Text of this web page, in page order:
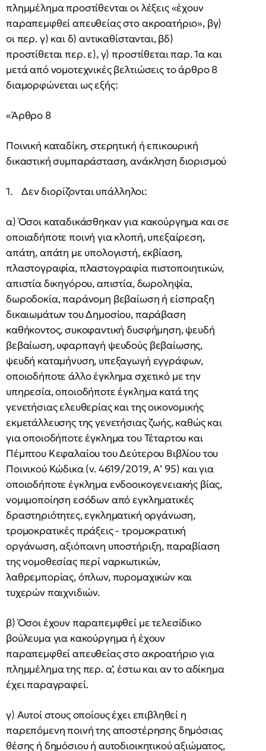
πλημμέλημα προστίθενται οι λέξεις «έχουν
παραπεμφθεί απευθείας στο ακροατήριο», βγ)
οι περ. γ) και δ) αντικαθίστανται, βδ)
προστίθεται περ. ε), γ) προστίθεται παρ. 1α και
μετά από νομοτεχνικές βελτιώσεις το άρθρο 8
διαμορφώνεται ως εξής:
«Άρθρο 8
Ποινική καταδίκη, στερητική ή επικουρική
δικαστική συμπαράσταση, ανάκληση διορισμού
1. Δεν διορίζονται υπάλληλοι:
α) Όσοι καταδικάσθηκαν για κακούργημα και σε
οποιαδήποτε ποινή για κλοπή, υπεξαίρεση,
απάτη, απάτη με υπολογιστή, εκβίαση,
πλαστογραφία, πλαστογραφία πιστοποιητικών,
απιστία δικηγόρου, απιστία, δωροληψία,
δωροδοκία, παράνομη βεβαίωση ή είσπραξη
δικαιωμάτων του Δημοσίου, παράβαση
καθήκοντος, συκοφαντική δυσφήμηση, ψευδή
βεβαίωση, υφαρπαγή ψευδούς βεβαίωσης,
ψευδή καταμήνυση, υπεξαγωγή εγγράφων,
οποιοδήποτε άλλο έγκλημα σχετικό με την
υπηρεσία, οποιοδήποτε έγκλημα κατά της
γενετήσιας ελευθερίας και της οικονομικής
εκμετάλλευσης της γενετήσιας ζωής, καθώς και
για οποιοδήποτε έγκλημα του Τέταρτου και
Πέμπτου Κεφαλαίου του Δεύτερου Βιβλίου του
Ποινικού Κώδικα (ν. 4619/2019, Α’ 95) και για
οποιοδήποτε έγκλημα ενδοοικογενειακής βίας,
νομιμοποίηση εσόδων από εγκληματικές
δραστηριότητες, εγκληματική οργάνωση,
τρομοκρατικές πράξεις - τρομοκρατική
οργάνωση, αξιόποινη υποστήριξη, παραβίαση
της νομοθεσίας περί ναρκωτικών,
λαθρεμπορίας, όπλων, πυρομαχικών και
τυχερών παιχνιδιών.
β) Όσοι έχουν παραπεμφθεί με τελεσίδικο
βούλευμα για κακούργημα ή έχουν
παραπεμφθεί απευθείας στο ακροατήριο για
πλημμέλημα της περ. α’, έστω και αν το αδίκημα
έχει παραγραφεί.
γ) Αυτοί στους οποίους έχει επιβληθεί η
παρεπόμενη ποινή της αποστέρησης δημόσιας
θέσης ή δημόσιου ή αυτοδιοικητικού αξιώματος,